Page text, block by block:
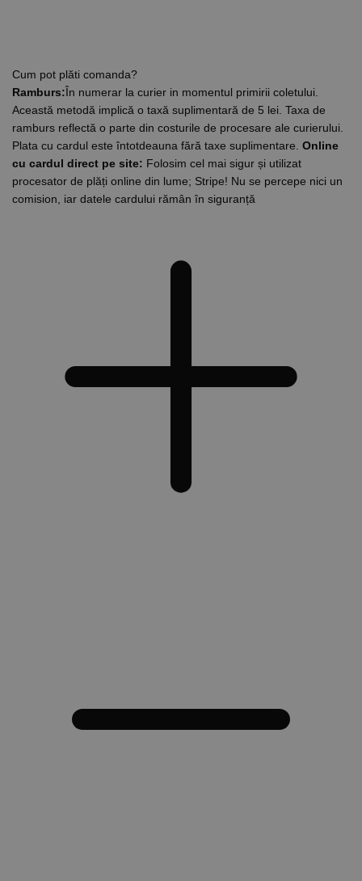
Cum pot plăti comanda?
Ramburs:În numerar la curier in momentul primirii coletului.
Această metodă implică o taxă suplimentară de 5 lei. Taxa de
ramburs reflectă o parte din costurile de procesare ale curierului.
Plata cu cardul este întotdeauna fără taxe suplimentare. Online
cu cardul direct pe site: Folosim cel mai sigur și utilizat
procesator de plăți online din lume; Stripe! Nu se percepe nici un
comision, iar datele cardului rămân în siguranță